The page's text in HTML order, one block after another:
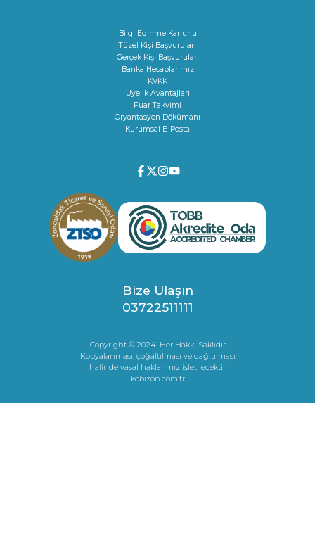
Bilgi Edinme Kanunu
Tüzel Kişi Başvuruları
Gerçek Kişi Başvuruları
Banka Hesaplarımız
KVKK
Üyelik Avantajları
Fuar Takvimi
Oryantasyon Dökümanı
Kurumsal E-Posta
Bize Ulaşın
03722511111
Copyright © 2024. Her Hakkı Saklıdır
Kopyalanması, çoğaltılması ve dağıtılması
halinde yasal haklarımız işletilecektir
kobizon.com.tr